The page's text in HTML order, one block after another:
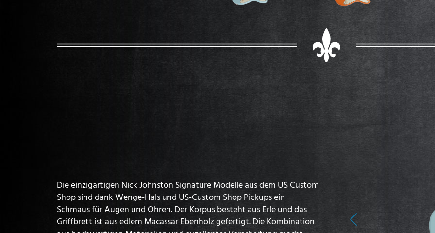
Die einzigartigen Nick Johnston Signature Modelle aus dem US Custom
Shop sind dank Wenge-Hals und US-Custom Shop Pickups ein
Schmaus für Augen und Ohren. Der Korpus besteht aus Erle und das
Griffbrett ist aus edlem Macassar Ebenholz gefertigt. Die Kombination
Previous